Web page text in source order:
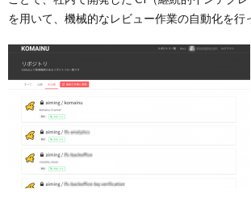
を用いて、機械的なレビュー作業の自動化を行